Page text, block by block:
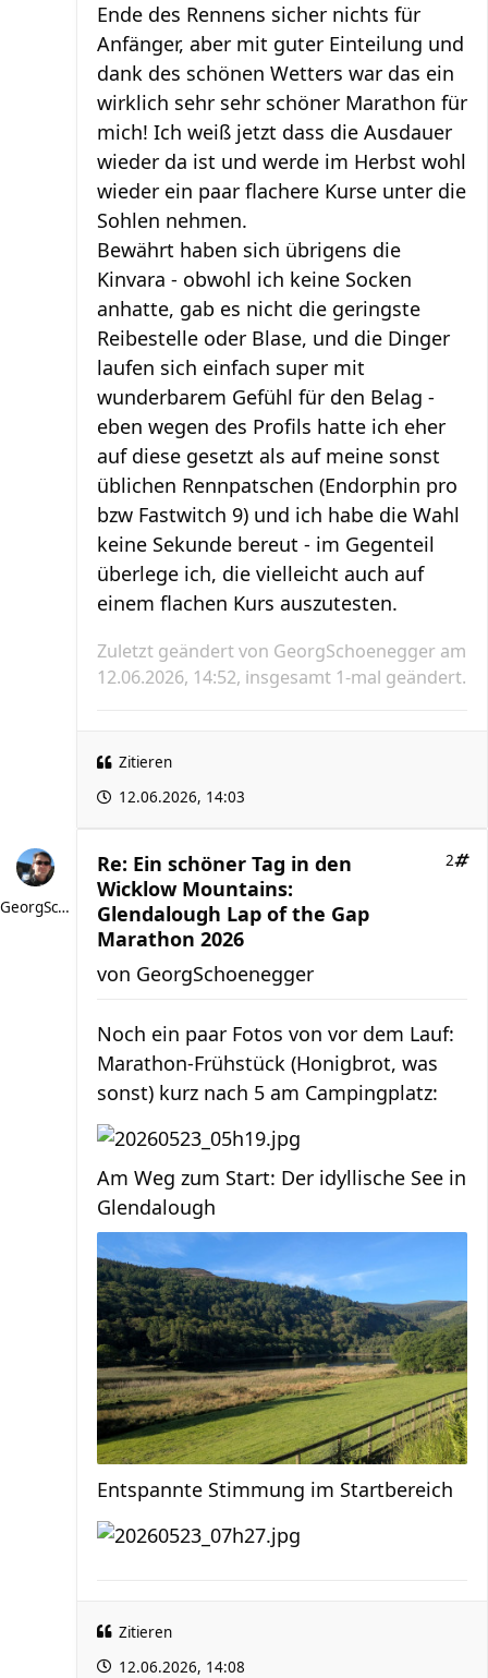
Ende des Rennens sicher nichts für
Anfänger, aber mit guter Einteilung und
dank des schönen Wetters war das ein
wirklich sehr sehr schöner Marathon für
mich! Ich weiß jetzt dass die Ausdauer
wieder da ist und werde im Herbst wohl
wieder ein paar flachere Kurse unter die
Sohlen nehmen.
Bewährt haben sich übrigens die
Kinvara - obwohl ich keine Socken
anhatte, gab es nicht die geringste
Reibestelle oder Blase, und die Dinger
laufen sich einfach super mit
wunderbarem Gefühl für den Belag -
eben wegen des Profils hatte ich eher
auf diese gesetzt als auf meine sonst
üblichen Rennpatschen (Endorphin pro
bzw Fastwitch 9) und ich habe die Wahl
keine Sekunde bereut - im Gegenteil
überlege ich, die vielleicht auch auf
einem flachen Kurs auszutesten.
Zuletzt geändert von GeorgSchoenegger am
12.06.2026, 14:52, insgesamt 1-mal geändert.
Zitieren
12.06.2026, 14:03
GeorgSchoenegger
Re: Ein schöner Tag in den
Wicklow Mountains:
Glendalough Lap of the Gap
Marathon 2026
2
von GeorgSchoenegger
Noch ein paar Fotos von vor dem Lauf:
Marathon-Frühstück (Honigbrot, was
sonst) kurz nach 5 am Campingplatz:
Am Weg zum Start: Der idyllische See in
Glendalough
Entspannte Stimmung im Startbereich
Zitieren
12.06.2026, 14:08